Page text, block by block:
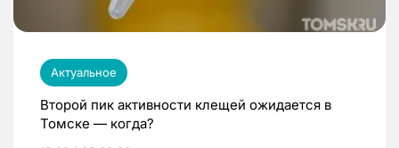
Актуальное
Второй пик активности клещей ожидается в
Томске — когда?